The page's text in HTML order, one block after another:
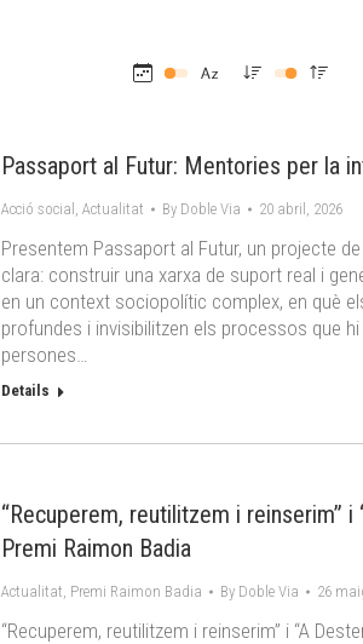
Passaport al Futur: Mentories per la
Acció social , Actualitat By Doble Via 20 abril, 2026
Presentem Passaport al Futur, un projecte
clara: construir una xarxa de suport real i
en un context sociopolític complex, en què
profundes i invisibilitzen els processos que
persones…
Details
“Recuperem, reutilitzem i reinserim”
Premi Raimon Badia
Actualitat, Premi Raimon Badia By Doble Via 26
“Recuperem, reutilitzem i reinserim” i “A